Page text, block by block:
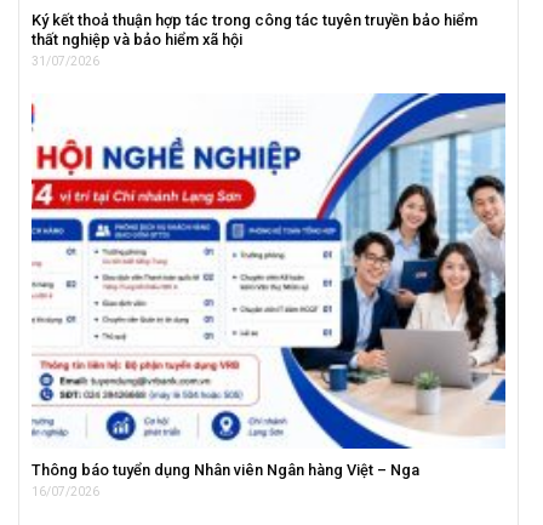
Ký kết thoả thuận hợp tác trong công tác tuyên truyền bảo hiểm
thất nghiệp và bảo hiểm xã hội
31/07/2026
Thông báo tuyển dụng Nhân viên Ngân hàng Việt – Nga
16/07/2026